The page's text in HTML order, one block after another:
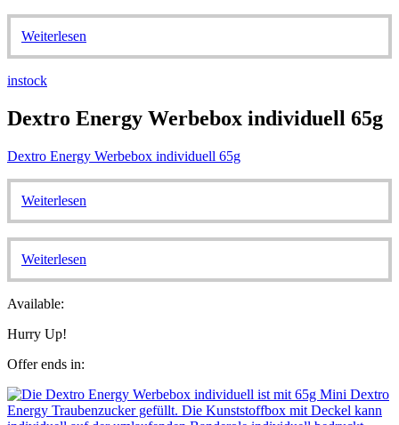
Weiterlesen
instock
Dextro Energy Werbebox individuell 65g
Dextro Energy Werbebox individuell 65g
Weiterlesen
Weiterlesen
Available:
Hurry Up!
Offer ends in: